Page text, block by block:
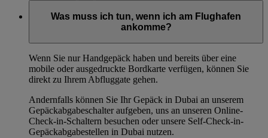
Was muss ich tun, wenn ich am Flughafen
ankomme?
Wenn Sie nur Handgepäck haben und bereits über eine
mobile oder ausgedruckte Bordkarte verfügen, können Sie
direkt zu Ihrem Abfluggate gehen.
Andernfalls können Sie Ihr Gepäck in Dubai an unserem
Gepäckabgabeschalter aufgeben, uns an unseren Online-
Check-in-Schaltern besuchen oder unsere Self-Check-in-
Gepäckabgabestellen in Dubai nutzen.